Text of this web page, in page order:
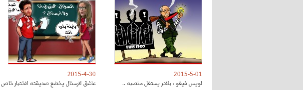
2015-5-01
لويس فيغو : بلاتر يستغل منصبه ..
2015-4-30
عاشق لارسنال يخضع صديقته لاختبار خاص